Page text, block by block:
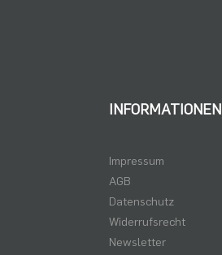
INFORMATIONEN
Impressum
AGB
Datenschutz
Widerrufsrecht
Newsletter